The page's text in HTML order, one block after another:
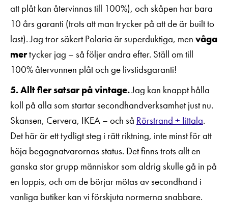
att plåt kan återvinnas till 100%), och skåpen har bara
10 års garanti (trots att man trycker på att de är built to
last). Jag tror säkert Polaria är superduktiga, men våga
mertycker jag – så följer andra efter. Ställ om till
100% återvunnen plåt och ge livstidsgaranti!
5. Allt fler satsar på vintage.Jag kan knappt hålla
koll på alla som startar secondhandverksamhet just nu.
Skansen, Cervera, IKEA – och så Rörstrand + Iittala.
Det här är ett tydligt steg i rätt riktning, inte minst för att
höja begagnatvarornas status. Det finns trots allt en
ganska stor grupp människor som aldrig skulle gå in på
en loppis, och om de börjar mötas av secondhand i
vanliga butiker kan vi förskjuta normerna snabbare.